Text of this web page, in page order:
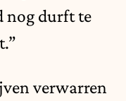
nog durft te
verwarren